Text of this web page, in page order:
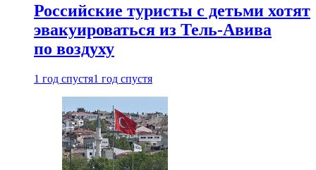
Российские туристы с детьми хотят
эвакуироваться из Тель-Авива
по воздуху
1 год спустя1 год спустя